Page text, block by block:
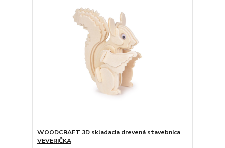
WOODCRAFT 3D skladacia drevená stavebnica
VEVERIČKA